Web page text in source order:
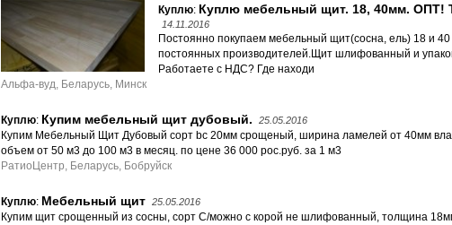
Куплю: Куплю мебельный щит. 18, 40мм. ОПТ!
14.11.2016
Постоянно покупаем мебельный щит(сосна, ель) 18 и
постоянных производителей.Щит шлифованный и
Работаете с НДС? Где находи
Альфа-вуд, Беларусь, Минск
Куплю: Купим мебельный щит дубовый. 25.05.2016
Купим Мебельный Щит Дубовый сорт bc 20мм срощеный, ширина ламелей от 40мм
объем от 50 м3 до 100 м3 в месяц. по цене 36 000 рос.руб. за 1 м3
РатиоЦентр, Беларусь, Бобруйск
Куплю: Мебельный щит 25.05.2016
Купим щит срощенный из сосны, сорт С/можно с корой не шлифованный, толщина